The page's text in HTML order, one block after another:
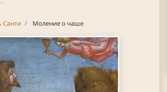
Санти Моление о чаше